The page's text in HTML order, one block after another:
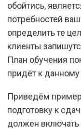
обойтись,
потребностей
определить те
клиенты
План обучения
придёт к данному
Приведём
подготовку к
должен